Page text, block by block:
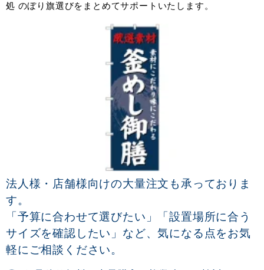
処 のぼり旗選びをまとめてサポートいたします。
法人様・店舗様向けの大量注文も承っておりま
す。
「予算に合わせて選びたい」「設置場所に合う
サイズを確認したい」など、気になる点をお気
軽にご相談ください。